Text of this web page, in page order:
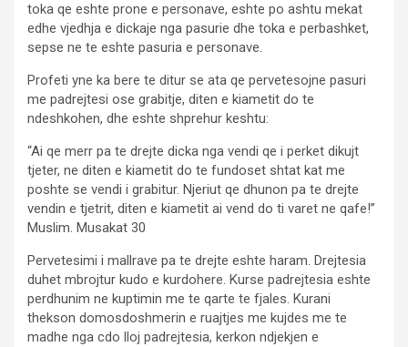
toka qe eshte prone e personave, eshte po ashtu mekat
edhe vjedhja e dickaje nga pasurie dhe toka e perbashket,
sepse ne te eshte pasuria e personave.
Profeti yne ka bere te ditur se ata qe pervetesojne pasuri
me padrejtesi ose grabitje, diten e kiametit do te
ndeshkohen, dhe eshte shprehur keshtu:
“Ai qe merr pa te drejte dicka nga vendi qe i perket dikujt
tjeter, ne diten e kiametit do te fundoset shtat kat me
poshte se vendi i grabitur. Njeriut qe dhunon pa te drejte
vendin e tjetrit, diten e kiametit ai vend do ti varet ne qafe!”
Muslim. Musakat 30
Pervetesimi i mallrave pa te drejte eshte haram. Drejtesia
duhet mbrojtur kudo e kurdohere. Kurse padrejtesia eshte
perdhunim ne kuptimin me te qarte te fjales. Kurani
thekson domosdoshmerin e ruajtjes me kujdes me te
madhe nga cdo lloj padrejtesia, kerkon ndjekjen e